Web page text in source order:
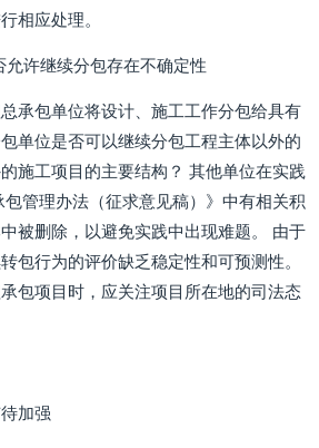
相应处理。
允许继续分包存在不确定性
承包单位将设计、施工工作分包给具有
单位是否可以继续分包工程主体以外的
施工项目的主要结构？ 其他单位在实践
管理办法（征求意见稿）》中有相关积
被删除，以避免实践中出现难题。 由于
包行为的评价缺乏稳定性和可预测性。
包项目时，应关注项目所在地的司法态
加强